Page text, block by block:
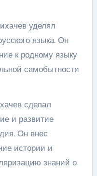
уделял
языка. Он
к родному языку
самобытности
сделал
и развитие
Он внес
истории и
знаний о